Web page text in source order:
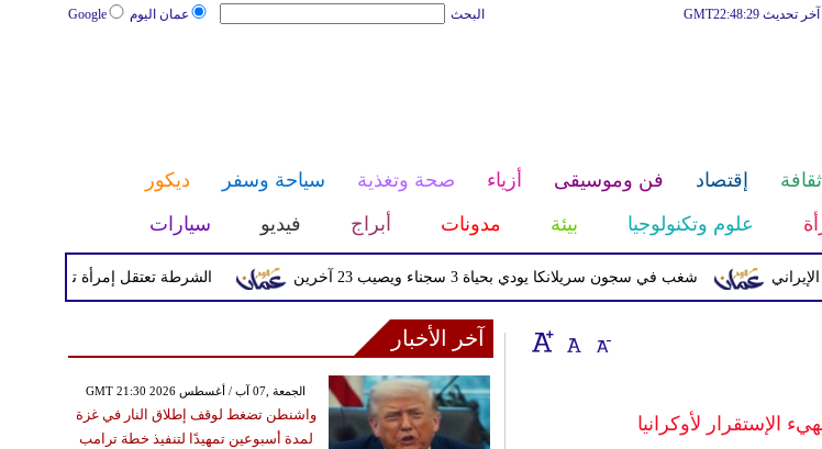
عمان اليوم Google البحث آخر تحديث GMT22:48:29
ثقافة إقتصاد فن وموسيقى أزياء صحة وتغذية سياحة وسفر
ديكور
علوم وتكنولوجيا بيئة مدونات أبراج فيديو سيارات
الشرطة تعتقل إمرأة تم القبض عليها شغب في سجون سريلانكا يودي بحياة 3 سجناء ويصيب 23 آخرين
الإستقرار لأوكرانيا
آخر الأخبار
GMT 21:30 2026 الجمعة ,07 آب / أغسطس
واشنطن تضغط لوقف إطلاق النار في غزة
لمدة أسبوعين تمهيدًا لتنفيذ خطة ترامب